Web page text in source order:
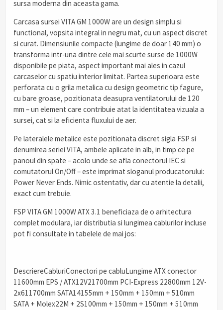
sursa moderna din aceasta gama.
Carcasa sursei VITA GM 1000W are un design simplu si
functional, vopsita integral in negru mat, cu un aspect discret
si curat. Dimensiunile compacte (lungime de doar 140 mm) o
transforma intr-una dintre cele mai scurte surse de 1000W
disponibile pe piata, aspect important mai ales in cazul
carcaselor cu spatiu interior limitat. Partea superioara este
perforata cu o grila metalica cu design geometric tip fagure,
cu bare groase, pozitionata deasupra ventilatorului de 120
mm – un element care contribuie atat la identitatea vizuala a
sursei, cat si la eficienta fluxului de aer.
Pe lateralele metalice este pozitionata discret sigla FSP si
denumirea seriei VITA, ambele aplicate in alb, in timp ce pe
panoul din spate – acolo unde se afla conectorul IEC si
comutatorul On/Off – este imprimat sloganul producatorului:
Power Never Ends. Nimic ostentativ, dar cu atentie la detalii,
exact cum trebuie.
FSP VITA GM 1000W ATX 3.1 beneficiaza de o arhitectura
complet modulara, iar distributia si lungimea cablurilor incluse
pot fi consultate in tabelele de mai jos:
DescriereCabluriConectori pe cabluLungime ATX conector
11600mm EPS / ATX12V21700mm PCI-Express 22800mm 12V-
2x611700mm SATA14155mm + 150mm + 150mm + 510mm
SATA + Molex22M + 2S100mm + 150mm + 150mm + 510mm